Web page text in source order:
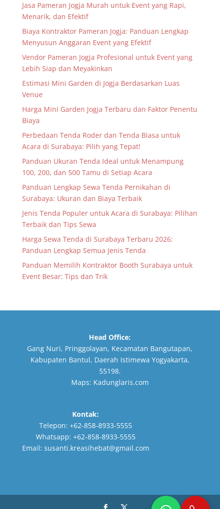
Jasa Pameran Jogja Murah untuk Event yang Rapi,
Menarik, dan Efektif
Biaya Kontraktor Pameran Jogja: Panduan Lengkap
Menyusun Anggaran Event yang Efektif
Vendor Pameran Jogja Profesional untuk Event yang
Lebih Siap dan Meyakinkan
Estimasi Mini Garden di Jogja Berdasarkan Luas
Venue
Harga Mini Garden Jogja Terbaru dan Faktor Penentu
Biaya
Perbedaan Tenda Roder dan Tenda Biasa untuk
Acara di Surabaya: Pilih yang Tepat!
Panduan Ukuran Tenda Ideal untuk Menampung
100, 200, dan 500 Tamu di Setiap Acara
Panduan Lengkap Sewa Tenda Pernikahan di
Surabaya: Ukuran dan Biaya Terbaik
Jenis Tenda Populer untuk Acara di Surabaya: Pilihan
Terbaik dan Tips Sewa
Harga Sewa Tenda di Surabaya Terbaru 2026:
Panduan Lengkap Semua Jenis Tenda
Panduan Memilih Kontraktor Booth Surabaya untuk
Event Besar: Tips dan Trik
Head Office:
Gang Nuri, Pringgolayan, Kecamatan Bangutapan,
Kabupaten Bantul, Daerah Istimewa Yogyakarta,
55198.
Maps: Kadunglaris.com
Kontak:
Telepon: +62-858-8933-5555
Whatsapp: +62-858-8933-5555
Email: susanti.kreasihebat@gmail.com